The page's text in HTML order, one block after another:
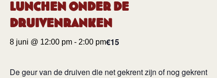
Lunchen onder de
druivenranken
8 juni @ 12:00 pm - 2:00 pm€15
De geur van de druiven die net gekrent zijn of nog gekrent